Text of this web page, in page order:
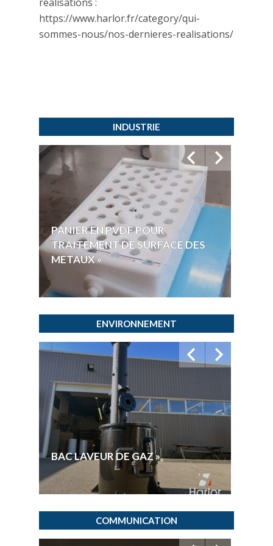
https://www.harlor.fr/category/qui-
sommes-nous/nos-dernieres-realisations/
INDUSTRIE
PANIER EN PVDF POUR
TRAITEMENT DE SURFACE DES
METAUX »
ENVIRONNEMENT
BAC LAVEUR DE GAZ »
COMMUNICATION